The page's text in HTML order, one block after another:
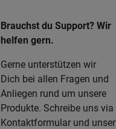
Brauchst du Support? Wir
helfen gern.
Gerne unterstützen wir
Dich bei allen Fragen und
Anliegen rund um unsere
Produkte. Schreibe uns via
Kontaktformular und unser